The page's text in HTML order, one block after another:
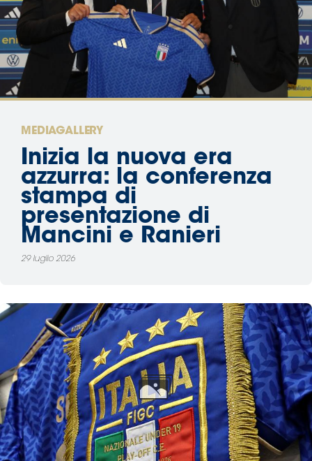
Media
Assicurazione
Social media
MEDIAGALLERY
Inizia la nuova era
azzurra: la conferenza
stampa di
presentazione di
Mancini e Ranieri
29 luglio 2026